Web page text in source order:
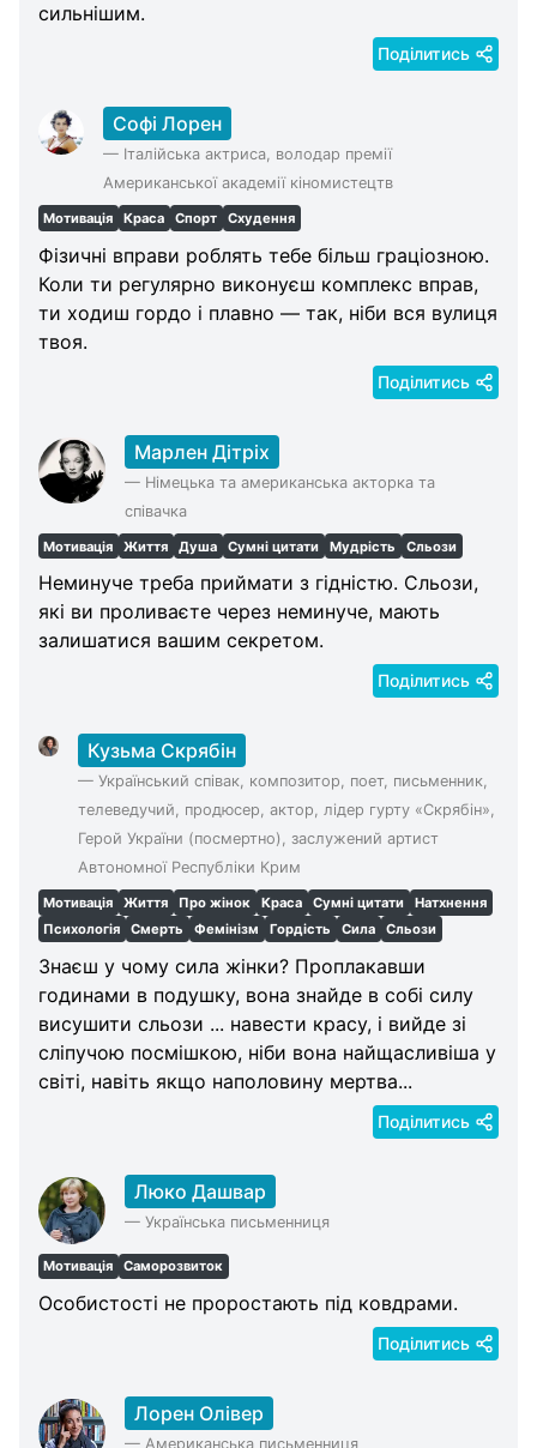
сильнішим.
Поділитись
Софі Лорен
— Італійська актриса, володар премії
Американської академії кіномистецтв
Мотивація Краса Спорт Схудення
Фізичні вправи роблять тебе більш граціозною.
Коли ти регулярно виконуєш комплекс вправ,
ти ходиш гордо і плавно — так, ніби вся вулиця
твоя.
Поділитись
Марлен Дітріх
— Німецька та американська акторка та
співачка
Мотивація Життя Душа Сумні цитати Мудрість Сльози
Неминуче треба приймати з гідністю. Сльози,
які ви проливаєте через неминуче, мають
залишатися вашим секретом.
Поділитись
Кузьма Скрябін
— Український співак, композитор, поет, письменник,
телеведучий, продюсер, актор, лідер гурту «Скрябін»,
Герой України (посмертно), заслужений артист
Автономної Республіки Крим
Мотивація Життя Про жінок Краса Сумні цитати
Натхнення
Психологія
Смерть Фемінізм Гордість Сила Сльози
Знаєш у чому сила жінки? Проплакавши
годинами в подушку, вона знайде в собі силу
висушити сльози ... навести красу, і вийде зі
сліпучою посмішкою, ніби вона найщасливіша у
світі, навіть якщо наполовину мертвa...
Поділитись
Люко Дашвар
— Українська письменниця
Мотивація Саморозвиток
Особистості не проростають під ковдрами.
Поділитись
Лорен Олівер
— Американська письменниця